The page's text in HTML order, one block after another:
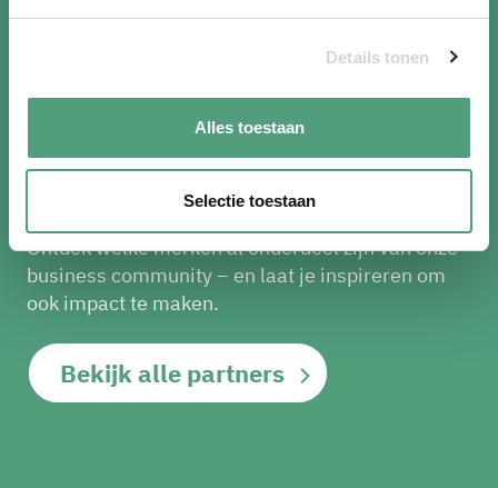
Details tonen
Alles toestaan
Selectie toestaan
Deze merken strijden mee tegen
plasticvervuiling
Steeds meer organisaties sluiten zich aan bij
Ontdek welke merken al onderdeel zijn van onze
business community – en laat je inspireren om
ook impact te maken.
Bekijk alle partners